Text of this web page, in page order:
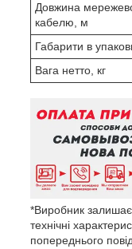
Довжина
кабелю, м
Габарити в
Вага нетто, кг
*Виробник
технічні
попереднього